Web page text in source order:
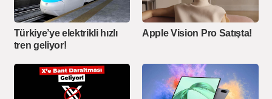
Türkiye’ye elektrikli hızlı
tren geliyor!
Apple Vision Pro Satışta!